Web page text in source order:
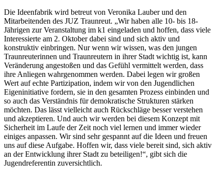
Die Ideenfabrik wird betreut von Veronika Lauber und den
Mitarbeitenden des JUZ Traunreut. „Wir haben alle 10- bis 18-
Jährigen zur Veranstaltung im k1 eingeladen und hoffen, dass viele
Interessierte am 2. Oktober dabei sind und sich aktiv und
konstruktiv einbringen. Nur wenn wir wissen, was den jungen
Traunreuterinnen und Traunreutern in ihrer Stadt wichtig ist, kann
Veränderung angestoßen und das Gefühl vermittelt werden, dass
ihre Anliegen wahrgenommen werden. Dabei legen wir großen
Wert auf echte Partizipation, indem wir von den Jugendlichen
Eigeninitiative fordern, sie in den gesamten Prozess einbinden und
so auch das Verständnis für demokratische Strukturen stärken
möchten. Das lässt vielleicht auch Rückschläge besser verstehen
und akzeptieren. Und auch wir werden bei diesem Konzept mit
Sicherheit im Laufe der Zeit noch viel lernen und immer wieder
einiges anpassen. Wir sind sehr gespannt auf die Ideen und freuen
uns auf diese Aufgabe. Hoffen wir, dass viele bereit sind, sich aktiv
an der Entwicklung ihrer Stadt zu beteiligen!“, gibt sich die
Jugendreferentin zuversichtlich.